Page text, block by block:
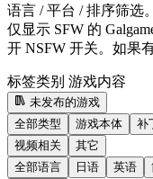
语言 / 平台 / 排序筛选
仅显示 SFW 的
开 NSFW 开关。如果
标签类别 游戏内容
未发布的游戏
全部类型
游戏本体 补
视频相关
其它
全部语言
日语 英语